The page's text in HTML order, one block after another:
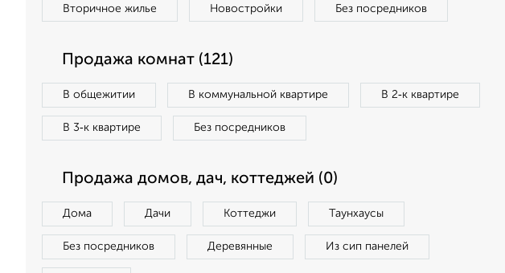
Вторичное жилье Новостройки Без посредников
Продажа комнат (121)
В общежитии В коммунальной квартире В 2‑к квартире
В 3‑к квартире Без посредников
Продажа домов, дач, коттеджей (0)
Дома Дачи Коттеджи Таунхаусы
Без посредников Деревянные Из сип панелей